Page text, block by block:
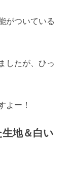
がついている
したが、ひっ
よー！
地＆白い